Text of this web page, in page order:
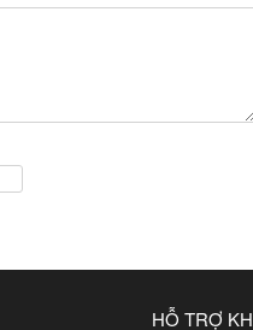
HỖ TRỢ